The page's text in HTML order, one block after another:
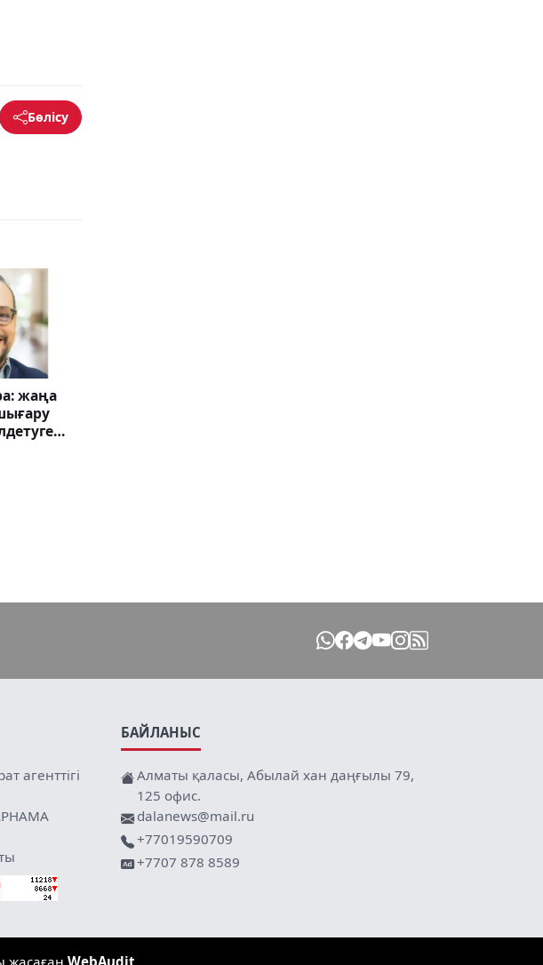
Бөлісу
жаңа
агенттігі
БАЙЛАНЫС
Алматы қаласы, Абылай хан даңғылы 79,
125 офис.
dalanews@mail.ru
+77019590709
+7707 878 8589
жасаған WebAudit